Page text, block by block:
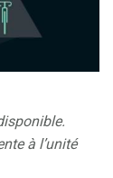
à l’unité